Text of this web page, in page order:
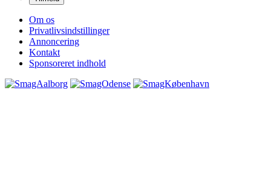
Om os
Privatlivsindstillinger
Annoncering
Kontakt
Sponsoreret indhold